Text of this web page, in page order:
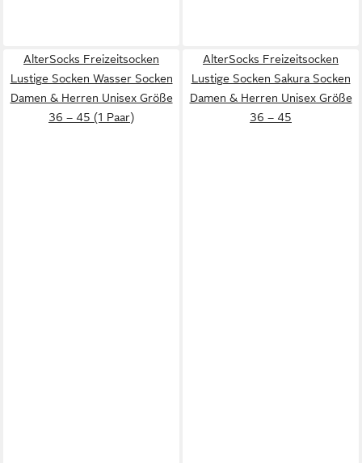
AlterSocks Freizeitsocken
Lustige Socken Wasser Socken
Damen & Herren Unisex Größe
36 – 45 (1 Paar)
AlterSocks Freizeitsocken
Lustige Socken Sakura Socken
Damen & Herren Unisex Größe
36 – 45